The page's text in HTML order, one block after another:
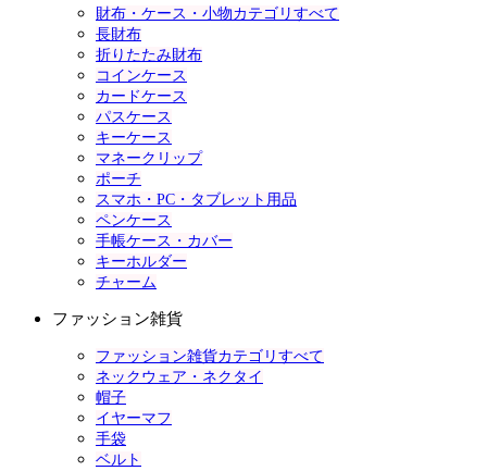
財布・ケース・小物カテゴリすべて
長財布
折りたたみ財布
コインケース
カードケース
パスケース
キーケース
マネークリップ
ポーチ
スマホ・PC・タブレット用品
ペンケース
手帳ケース・カバー
キーホルダー
チャーム
ファッション雑貨
ファッション雑貨カテゴリすべて
ネックウェア・ネクタイ
帽子
イヤーマフ
手袋
ベルト